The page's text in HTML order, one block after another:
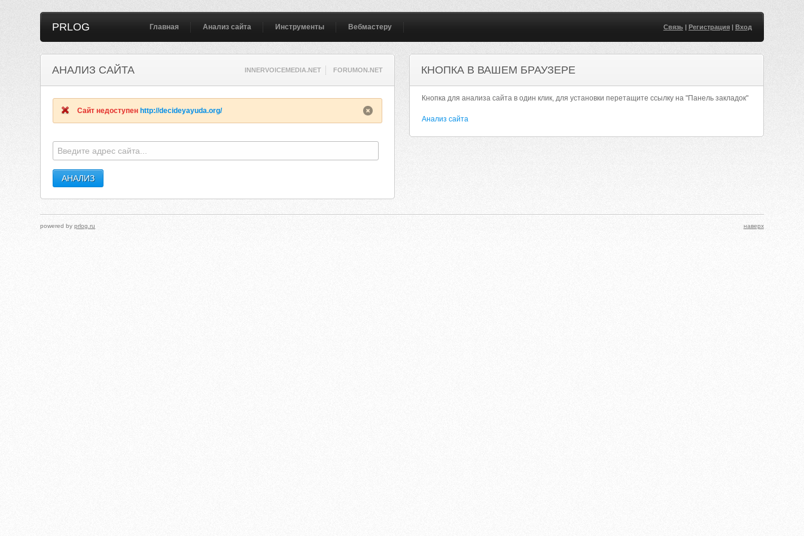
PRLOG Главная Анализ сайта Инструменты Вебмастеру Связь| Регистрация| Вход
АНАЛИЗ САЙТА INNERVOICEMEDIA.NET FORUMON.NET
Сайт недоступен http://decideyayuda.org/
КНОПКА В ВАШЕМ БРАУЗЕРЕ
Кнопка для анализа сайта в один клик, для установки перетащите ссылку на "Панель закладок"
Анализ сайта
powered byprlog.ru наверх